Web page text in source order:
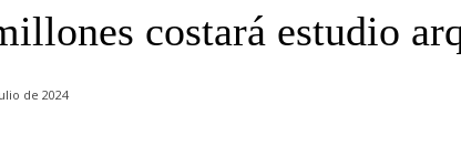
costará estudio
de 2024